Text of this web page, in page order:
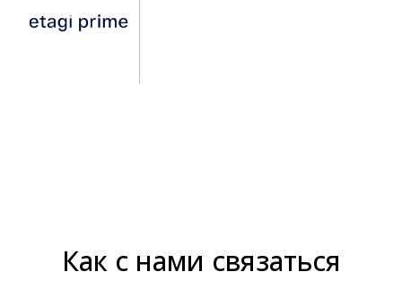
Как с нами связаться